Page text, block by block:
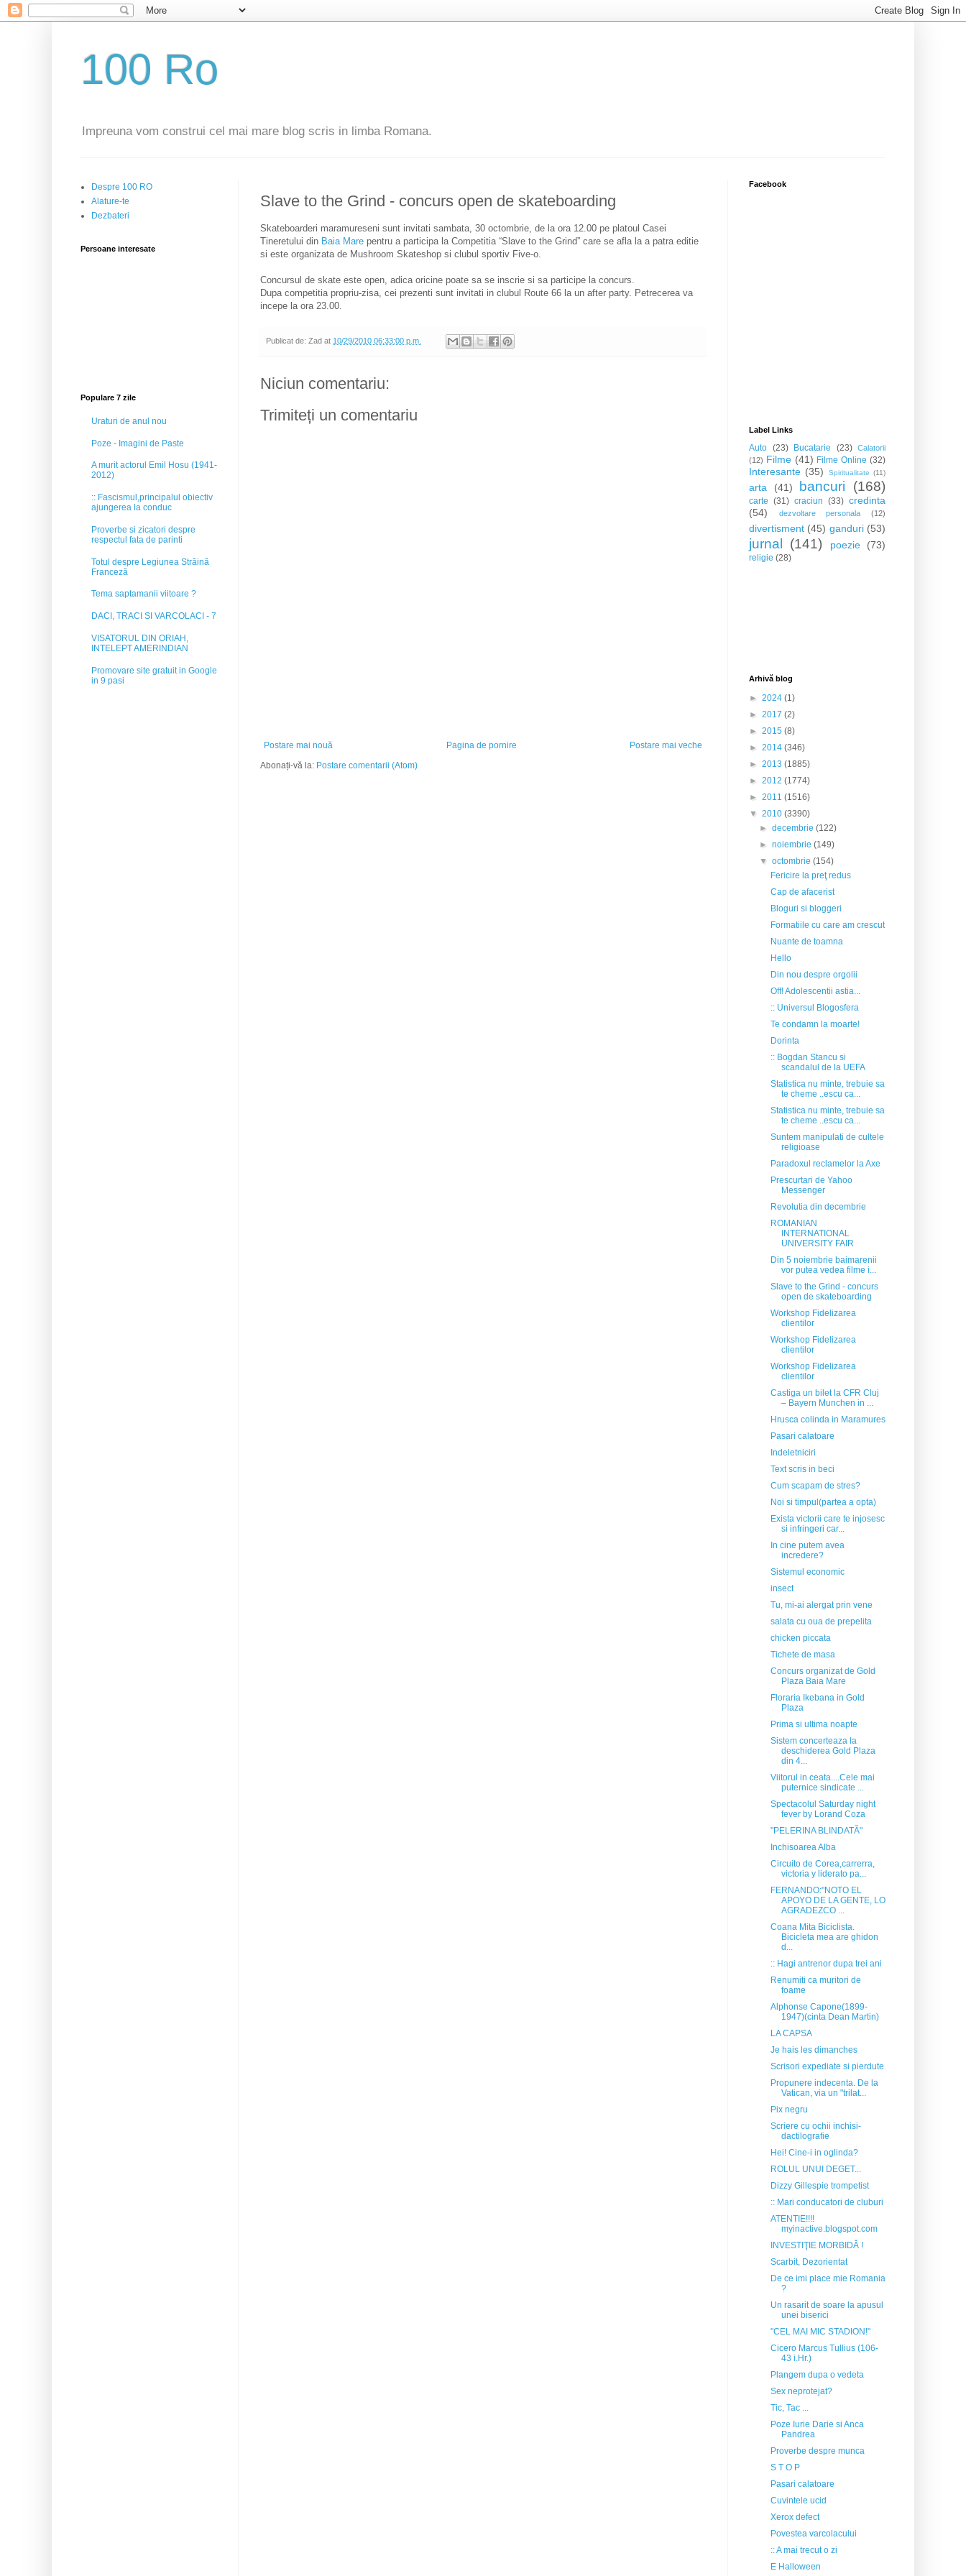
100 Ro
Impreuna vom construi cel mai mare blog scris in limba Romana.
Slave to the Grind - concurs open de skateboarding
Skateboarderi maramureseni sunt invitati sambata, 30 octombrie, de la ora 12.00 pe platoul Casei
Tineretului din Baia Mare pentru a participa la Competitia “Slave to the Grind” care se afla la a patra editie
si este organizata de Mushroom Skateshop si clubul sportiv Five-o.
Concursul de skate este open, adica oricine poate sa se inscrie si sa participe la concurs.
Dupa competitia propriu-zisa, cei prezenti sunt invitati in clubul Route 66 la un after party. Petrecerea va
incepe la ora 23.00.
Publicat de: Zad at 10/29/2010 06:33:00 p.m.
Niciun comentariu:
Trimiteți un comentariu
Postare mai nouă Postare mai veche
Pagina de pornire
Abonați-vă la: Postare comentarii (Atom)
Despre 100 RO
Alature-te
Dezbateri
Persoane interesate
Populare 7 zile
Uraturi de anul nou
Poze - Imagini de Paste
A murit actorul Emil Hosu (1941-
2012)
:: Fascismul,principalul obiectiv
ajungerea la conduc
Proverbe si zicatori despre
respectul fata de parinti
Totul despre Legiunea Străină
Franceză
Tema saptamanii viitoare ?
DACI, TRACI SI VARCOLACI - 7
VISATORUL DIN ORIAH,
INTELEPT AMERINDIAN
Promovare site gratuit in Google
in 9 pasi
Facebook
Label Links
Auto (23) Bucatarie (23)
Calatorii
(12) Filme (41) Filme Online (32)
Interesante (35) Spiritualitate (11)
arta (41) bancuri (168)
carte (31) craciun (33) credinta
(54)
dezvoltare personala (12)
divertisment (45) ganduri (53)
jurnal (141) poezie (73)
religie (28)
Arhivă blog
► 2024 (1)
► 2017 (2)
► 2015 (8)
► 2014 (346)
► 2013 (1885)
► 2012 (1774)
► 2011 (1516)
▼ 2010 (3390)
►decembrie(122)
►noiembrie(149)
▼octombrie(154)
Fericire la preţ redus
Cap de afacerist
Bloguri si bloggeri
Formatiile cu care am crescut
Nuante de toamna
Hello
Din nou despre orgolii
Off! Adolescentii astia...
:: Universul Blogosfera
Te condamn la moarte!
Dorinta
:: Bogdan Stancu si
scandalul de la UEFA
Statistica nu minte, trebuie sa
te cheme ..escu ca...
Statistica nu minte, trebuie sa
te cheme ..escu ca...
Suntem manipulati de cultele
religioase
Paradoxul reclamelor la Axe
Prescurtari de Yahoo
Messenger
Revolutia din decembrie
ROMANIAN
INTERNATIONAL
UNIVERSITY FAIR
Din 5 noiembrie baimarenii
vor putea vedea filme i...
Slave to the Grind - concurs
open de skateboarding
Workshop Fidelizarea
clientilor
Workshop Fidelizarea
clientilor
Workshop Fidelizarea
clientilor
Castiga un bilet la CFR Cluj
– Bayern Munchen in ...
Hrusca colinda in Maramures
Pasari calatoare
Indeletniciri
Text scris in beci
Cum scapam de stres?
Noi si timpul(partea a opta)
Exista victorii care te injosesc
si infringeri car...
In cine putem avea
incredere?
Sistemul economic
insect
Tu, mi-ai alergat prin vene
salata cu oua de prepelita
chicken piccata
Tichete de masa
Concurs organizat de Gold
Plaza Baia Mare
Floraria Ikebana in Gold
Plaza
Prima si ultima noapte
Sistem concerteaza la
deschiderea Gold Plaza
din 4...
Viitorul in ceata....Cele mai
puternice sindicate ...
Spectacolul Saturday night
fever by Lorand Coza
"PELERINA BLINDATĂ"
Inchisoarea Alba
Circuito de Corea,carrerra,
victoria y liderato pa...
FERNANDO:"NOTO EL
APOYO DE LA GENTE, LO
AGRADEZCO ...
Coana Mita Biciclista.
Bicicleta mea are ghidon
d...
:: Hagi antrenor dupa trei ani
Renumiti ca muritori de
foame
Alphonse Capone(1899-
1947)(cinta Dean Martin)
LA CAPSA
Je hais les dimanches
Scrisori expediate si pierdute
Propunere indecenta. De la
Vatican, via un "trilat...
Pix negru
Scriere cu ochii inchisi-
dactilografie
Hei! Cine-i in oglinda?
ROLUL UNUI DEGET...
Dizzy Gillespie trompetist
:: Mari conducatori de cluburi
ATENTIE!!!!
myinactive.blogspot.com
INVESTIŢIE MORBIDĂ !
Scarbit, Dezorientat
De ce imi place mie Romania
?
Un rasarit de soare la apusul
unei biserici
"CEL MAI MIC STADION!"
Cicero Marcus Tullius (106-
43 i.Hr.)
Plangem dupa o vedeta
Sex neprotejat?
Tic, Tac ...
Poze Iurie Darie si Anca
Pandrea
Proverbe despre munca
S T O P
Pasari calatoare
Cuvintele ucid
Xerox defect
Povestea varcolacului
:: A mai trecut o zi
E Halloween